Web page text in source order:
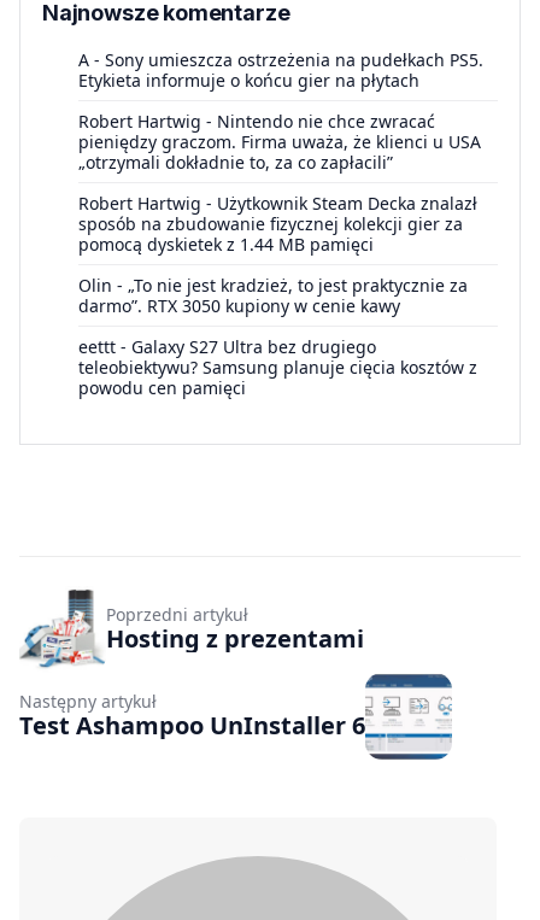
Najnowsze komentarze
A - Sony umieszcza ostrzeżenia na pudełkach PS5.
Etykieta informuje o końcu gier na płytach
Robert Hartwig - Nintendo nie chce zwracać
pieniędzy graczom. Firma uważa, że klienci u USA
„otrzymali dokładnie to, za co zapłacili”
Robert Hartwig - Użytkownik Steam Decka znalazł
sposób na zbudowanie fizycznej kolekcji gier za
pomocą dyskietek z 1.44 MB pamięci
Olin - „To nie jest kradzież, to jest praktycznie za
darmo”. RTX 3050 kupiony w cenie kawy
eettt - Galaxy S27 Ultra bez drugiego
teleobiektywu? Samsung planuje cięcia kosztów z
powodu cen pamięci
Poprzedni artykuł
Hosting z prezentami
Następny artykuł
Test Ashampoo UnInstaller 6